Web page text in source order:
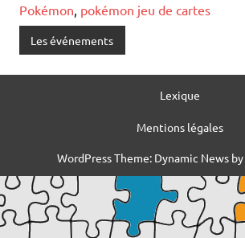
Pokémon, pokémon jeu de cartes
Les événements
Lexique
Mentions légales
WordPress Theme: Dynamic News